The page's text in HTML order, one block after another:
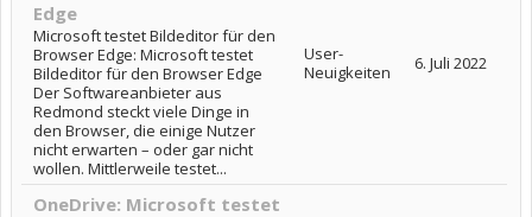
Edge
Microsoft testet Bildeditor für den
Browser Edge: Microsoft testet
Bildeditor für den Browser Edge
Der Softwareanbieter aus
Redmond steckt viele Dinge in
den Browser, die einige Nutzer
nicht erwarten – oder gar nicht
wollen. Mittlerweile testet...
User-
Neuigkeiten
6. Juli 2022
OneDrive: Microsoft testet